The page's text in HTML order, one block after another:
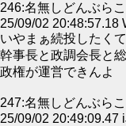
246:名無しどんぶらこ
25/09/02 20:48:57.18
いやまぁ続投したく
幹事長と政調会長と
政権が運営できんよ
247:名無しどんぶらこ
25/09/02 20:49:09.47